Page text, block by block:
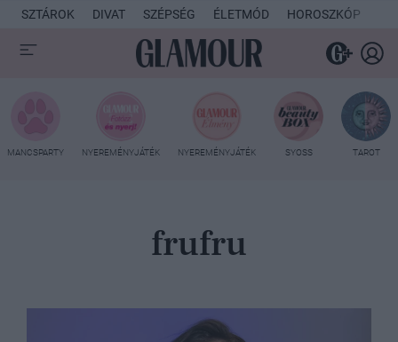
SZTÁROK DIVAT SZÉPSÉG ÉLETMÓD HOROSZKÓP
MANCSPARTY NYEREMÉNYJÁTÉK NYEREMÉNYJÁTÉK SYOSS TAROT
frufru